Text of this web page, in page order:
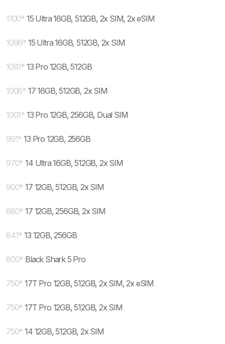
1100* 15 Ultra 16GB, 512GB, 2x SIM, 2x eSIM
1096* 15 Ultra 16GB, 512GB, 2x SIM
1081* 13 Pro 12GB, 512GB
1006* 17 16GB, 512GB, 2x SIM
1001* 13 Pro 12GB, 256GB, Dual SIM
991* 13 Pro 12GB, 256GB
970* 14 Ultra 16GB, 512GB, 2x SIM
900* 17 12GB, 512GB, 2x SIM
880* 17 12GB, 256GB, 2x SIM
841* 13 12GB, 256GB
800* Black Shark 5 Pro
750* 17T Pro 12GB, 512GB, 2x SIM, 2x eSIM
750* 17T Pro 12GB, 512GB, 2x SIM
750* 14 12GB, 512GB, 2x SIM